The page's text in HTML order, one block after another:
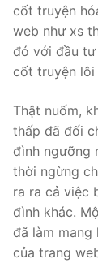
cốt truyện
web như xs
đó với đầu
cốt truyện
Thật nuốm,
thấp đã đối
đình ngưỡng
thời ngừng
ra ra cả việc
đình khác.
đã làm
của trang